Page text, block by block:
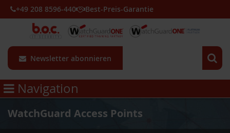
Newsletter abonnieren
+49 208 8596-440 Best-Preis-Garantie
Navigation
WatchGuard Access Points